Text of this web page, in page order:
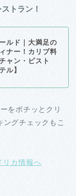
トラン！
ルド｜大満足の
ナー！カリブ料
ャン・ビスト
ル】
をポチッとクリ
グチェックもこ